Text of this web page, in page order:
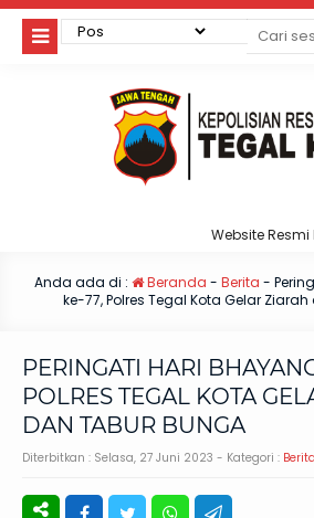
Website Resmi
Anda ada di : Beranda - Berita -
ke-77, Polres Tegal Kota Gelar
PERINGATI HARI
POLRES TEGAL KOTA
DAN TABUR BUNGA
Diterbitkan : Selasa, 27 Juni 2023 - Kategori : Berita